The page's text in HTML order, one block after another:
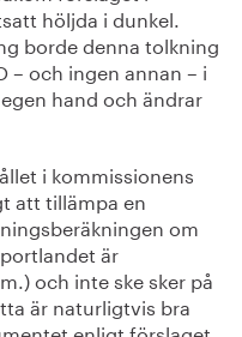
höljda i dunkel.
borde denna tolkning
– och ingen annan – i
hand och ändrar
i kommissionens
att tillämpa en
om
är
och inte ske sker på
är naturligtvis bra